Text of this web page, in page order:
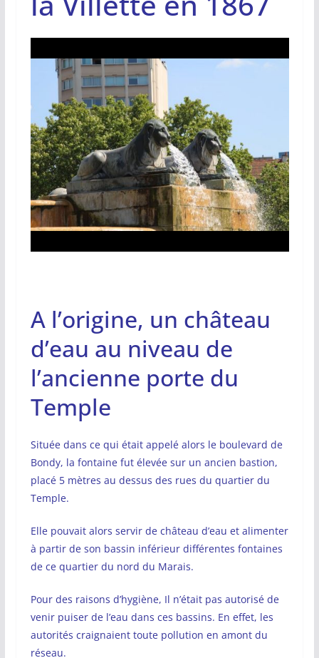
A l’origine, un château
d’eau au niveau de
l’ancienne porte du
Temple
Située dans ce qui était appelé alors le boulevard de
Bondy, la fontaine fut élevée sur un ancien bastion,
placé 5 mètres au dessus des rues du quartier du
Temple.
Elle pouvait alors servir de château d’eau et alimenter
à partir de son bassin inférieur différentes fontaines
de ce quartier du nord du Marais.
Pour des raisons d’hygiène, Il n’était pas autorisé de
venir puiser de l’eau dans ces bassins. En effet, les
autorités craignaient toute pollution en amont du
réseau.